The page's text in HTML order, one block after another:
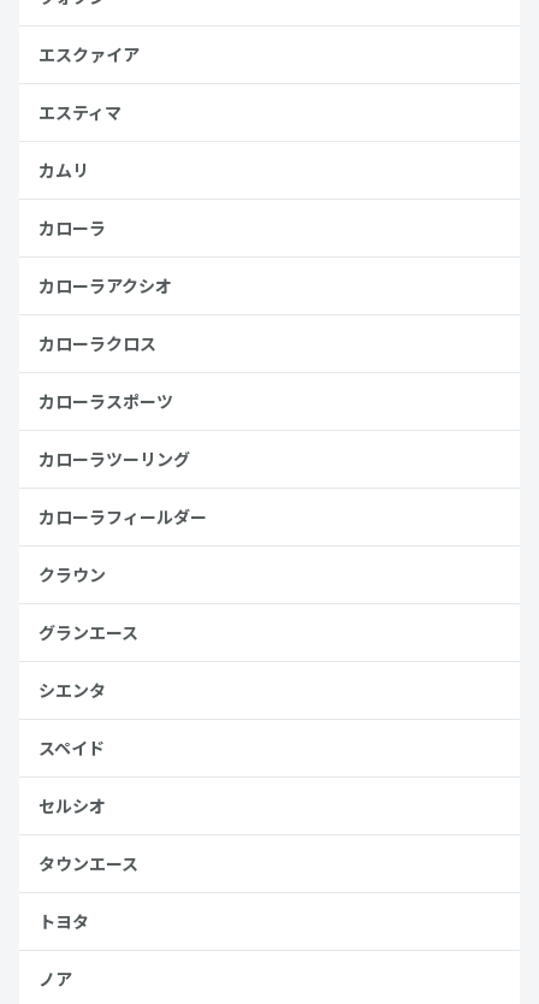
エスクァイア
エスティマ
カムリ
カローラ
カローラアクシオ
カローラクロス
カローラスポーツ
カローラツーリング
カローラフィールダー
クラウン
グランエース
シエンタ
スペイド
セルシオ
タウンエース
トヨタ
ノア